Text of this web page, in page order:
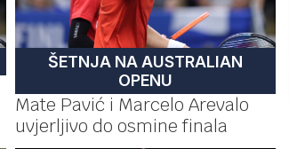
ŠETNJA NA AUSTRALIAN
OPENU
Mate Pavić i Marcelo Arevalo
uvjerljivo do osmine finala